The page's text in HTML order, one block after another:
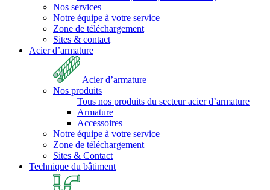
Nos services
Notre équipe à votre service
Zone de téléchargement
Sites & contact
Acier d’armature
Acier d’armature
Nos produits
Tous nos produits du secteur acier d’armature
Armature
Accessoires
Notre équipe à votre service
Zone de téléchargement
Sites & Contact
Technique du bâtiment